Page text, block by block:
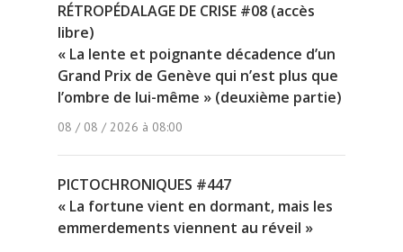
RÉTROPÉDALAGE DE CRISE #08 (accès
libre)
« La lente et poignante décadence d’un
Grand Prix de Genève qui n’est plus que
l’ombre de lui-même » (deuxième partie)
08 / 08 / 2026 à 08:00
PICTOCHRONIQUES #447
« La fortune vient en dormant, mais les
emmerdements viennent au réveil »